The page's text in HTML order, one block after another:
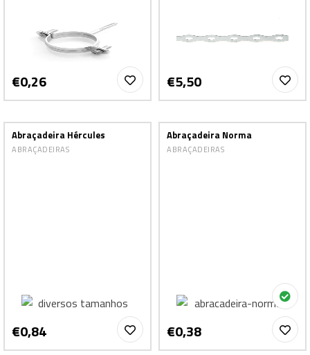
€0,26 €5,50
Abraçadeira Hércules
ABRAÇADEIRAS
€0,84
Abraçadeira Norma
ABRAÇADEIRAS
€0,38